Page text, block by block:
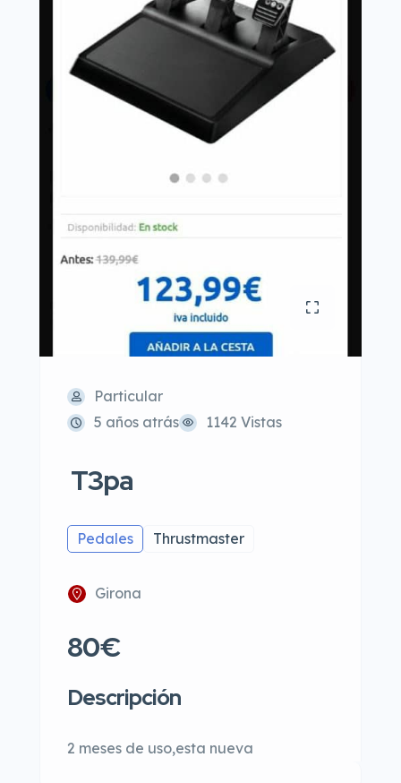
Particular
5 años atrás
1142 Vistas
T3pa
Pedales Thrustmaster
Girona
80€
Descripción
2 meses de uso,esta nueva